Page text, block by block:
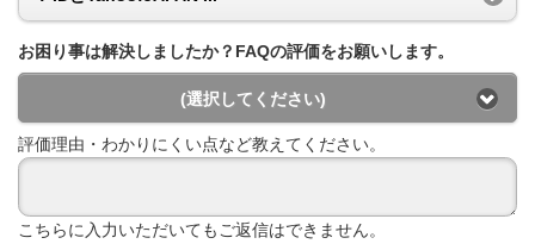
お困り事は解決しましたか？FAQの評価をお願いします。
(選択してください)
評価理由・わかりにくい点など教えてください。
こちらに入力いただいてもご返信はできません。